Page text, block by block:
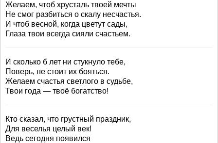
Желаем, чтоб хрусталь твоей мечты
Не смог разбиться о скалу несчастья.
И чтоб весной, когда цветут сады,
Глаза твои всегда сияли счастьем.
И сколько б лет ни стукнуло тебе,
Поверь, не стоит их бояться.
Желаем счастья светлого в судьбе,
Твои года — твоё богатство!
Кто сказал, что грустный праздник,
Для веселья целый век!
Ведь сегодня появился